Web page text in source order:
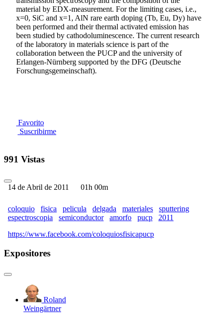
material by EDX-measurement. For the limiting cases, i.e.,
x=0, SiC and x=1, AlN rare earth doping (Tb, Eu, Dy) have
been performed and their thermal activated emission has
been studied by cathodoluminescence. The current research
of the laboratory in materials science is part of the
collaboration between the PUCP and the university of
Erlangen-Nürnberg supported by the DFG (Deutsche
Forschungsgemeinschaft).
Favorito
Suscribirme
991 Vistas
14 de Abril de 2011 01h 00m
coloquio fisica pelicula delgada materiales
sputtering
espectroscopia
semiconductor amorfo pucp
2011
https://www.facebook.com/coloquiosfisicapucp
Expositores
Roland
Weingärtner